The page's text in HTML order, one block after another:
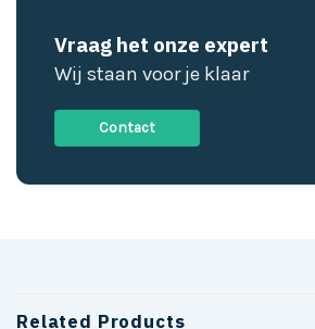
Vraag het onze expert
Wij staan voor je klaar
Contact
Related Products